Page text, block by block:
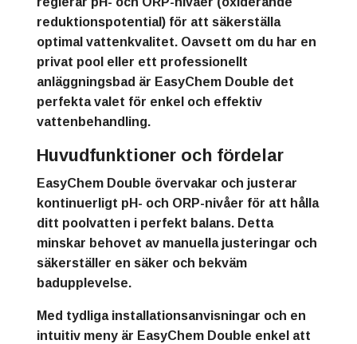
reduktionspotential) för att säkerställa
optimal vattenkvalitet. Oavsett om du har en
privat pool eller ett professionellt
anläggningsbad är EasyChem Double det
perfekta valet för enkel och effektiv
vattenbehandling.
Huvudfunktioner och fördelar
EasyChem Double övervakar och justerar
kontinuerligt pH- och ORP-nivåer för att hålla
ditt poolvatten i perfekt balans. Detta
minskar behovet av manuella justeringar och
säkerställer en säker och bekväm
badupplevelse.
Med tydliga installationsanvisningar och en
intuitiv meny är EasyChem Double enkel att